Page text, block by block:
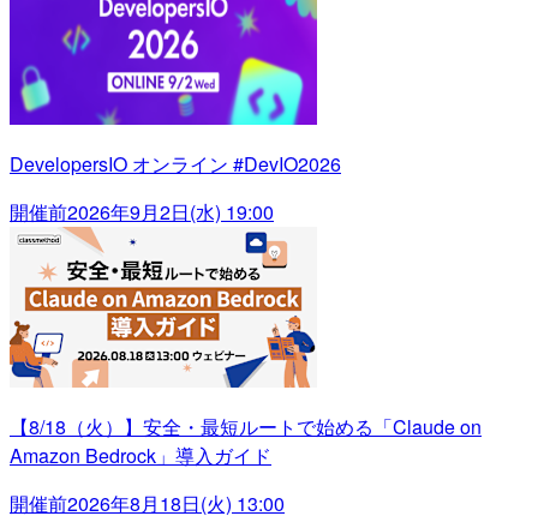
DevelopersIO オンライン #DevIO2026
開催前2026年9月2日(水) 19:00
【8/18（火）】安全・最短ルートで始める「Claude on
Amazon Bedrock」導入ガイド
開催前2026年8月18日(火) 13:00